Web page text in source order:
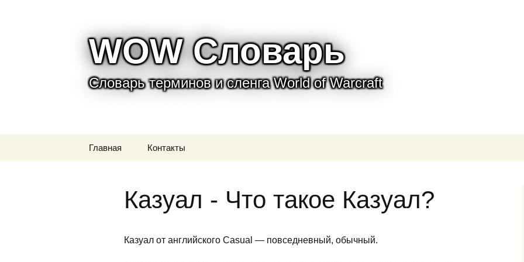
WOW Словарь
Словарь терминов и сленга World of Warcraft
Главная Контакты
Казуал - Что такое Казуал?
Казуал от английского Casual — повседневный, обычный.